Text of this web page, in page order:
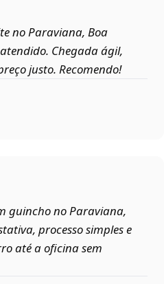
no Paraviana, Boa
Chegada ágil,
justo. Recomendo!
guincho no Paraviana,
processo simples e
até a oficina sem